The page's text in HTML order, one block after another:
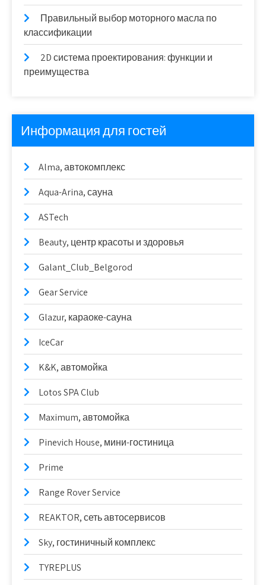
Правильный выбор моторного масла по
классификации
2D система проектирования: функции и
преимущества
Информация для гостей
Alma, автокомплекс
Aqua-Arina, сауна
ASTech
Beauty, центр красоты и здоровья
Galant_Club_Belgorod
Gear Service
Glazur, караоке-сауна
IceCar
K&K, автомойка
Lotos SPA Club
Maximum, автомойка
Pinevich House, мини-гостиница
Prime
Range Rover Service
REAKTOR, сеть автосервисов
Sky, гостиничный комплекс
TYREPLUS